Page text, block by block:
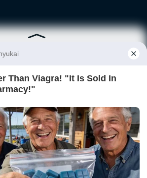
Daftar
Advertising Karier
Pedoman Media Siber
Privasi
Disclaimer
Hubungi Kami
Hak cipta dilindungi Undang-undang.